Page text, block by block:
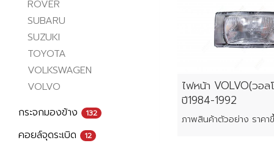
ROVER
SUBARU
SUZUKI
TOYOTA
VOLKSWAGEN
VOLVO
กระจกมองข้าง
132
คอยล์จุดระเบิด 12
ไฟหน้า VOLVO(วอ
ปี1984-1992